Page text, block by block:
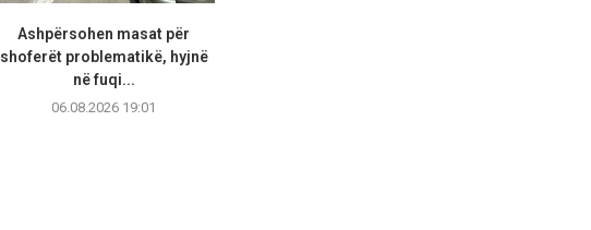
Ashpërsohen masat për
shoferët problematikë, hyjnë
në fuqi...
06.08.2026 19:01